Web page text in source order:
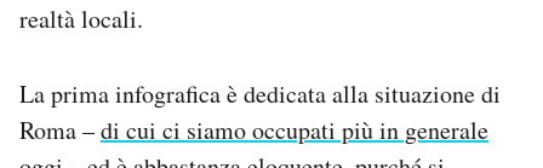
Notifiche mobile
Regala il Post
realtà locali.
La prima infografica è dedicata alla situazione di
Roma –di cui ci siamo occupati più in generale